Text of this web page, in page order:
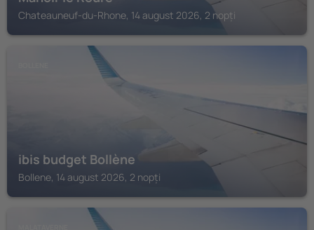
Chateauneuf-du-Rhone, 14 august 2026, 2 nopți
ibis budget Bollène
Bollene, 14 august 2026, 2 nopți